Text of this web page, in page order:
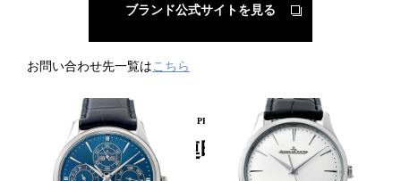
ブランド公式サイトを見る
お問い合わせ先一覧はこちら
PICKUP PRODUCT
関連時計